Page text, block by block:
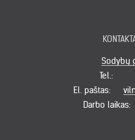
Sodybų
Tel.:
El. paštas:
Darbo laikas: